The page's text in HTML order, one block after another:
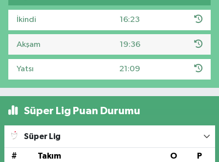
İkindi 16:23
Akşam 19:36
Yatsı 21:09
Süper Lig Puan Durumu
Süper Lig
# Takım O P